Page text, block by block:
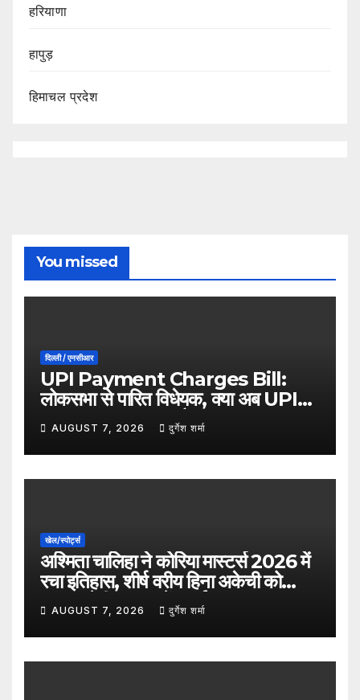
हरियाणा
हापुड़
हिमाचल प्रदेश
You missed
दिल्ली / एनसीआर
UPI Payment Charges Bill:
लोकसभा से पारित विधेयक, क्या अब UPI
भुगतान पर लग सकता है शुल्क?
AUGUST 7, 2026 दुर्गेश शर्मा
खेल/स्पोर्ट्स
अश्मिता चालिहा ने कोरिया मास्टर्स 2026 में
रचा इतिहास, शीर्ष वरीय हिना अकेची को
हराकर सेमीफाइनल में बनाई जगह
AUGUST 7, 2026 दुर्गेश शर्मा